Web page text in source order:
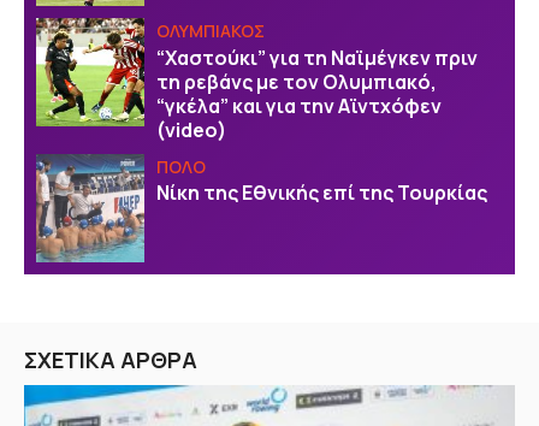
ΟΛΥΜΠΙΑΚΟΣ
“Χαστούκι” για τη Ναϊμέγκεν πριν
τη ρεβάνς με τον Ολυμπιακό,
“γκέλα” και για την Αϊντχόφεν
(video)
ΠΟΛΟ
Νίκη της Εθνικής επί της Τουρκίας
ΣΧΕΤΙΚΑ ΑΡΘΡΑ